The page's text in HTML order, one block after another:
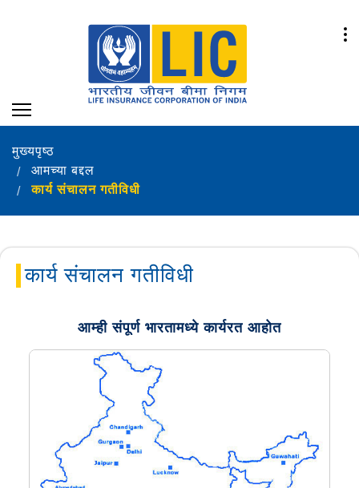
मुख्यपृष्ठ
आमच्या बद्दल
कार्य संचालन गतीविधी
कार्य संचालन गतीविधी
आम्ही संपूर्ण भारतामध्ये कार्यरत आहोत